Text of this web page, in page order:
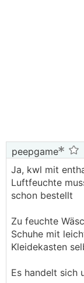
peepgame
Ja, kwl mit
Luftfeuchte
schon bestellt
Zu feuchte
Schuhe mit
Kleidekasten
Es handelt sich